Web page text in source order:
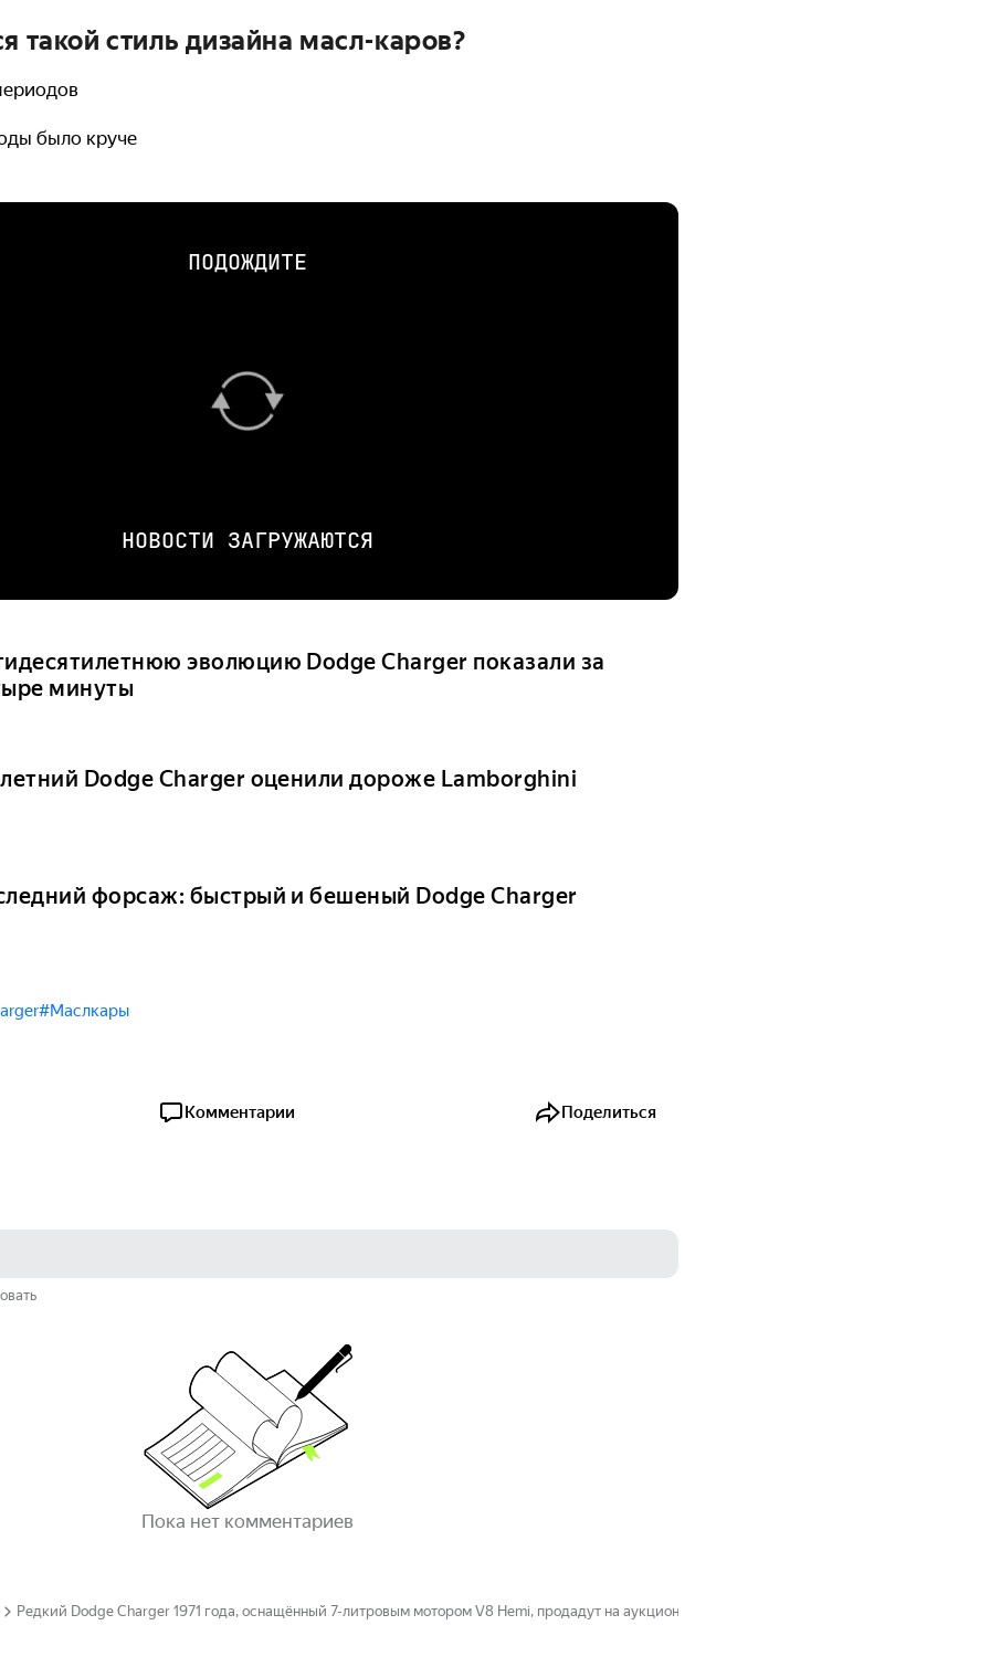
такой стиль дизайна масл-каров?
было круче
ПОДОЖДИТЕ
НОВОСТИ ЗАГРУЖАЮТСЯ
эволюцию Dodge Charger показали за
минуты
Dodge Charger оценили дороже Lamborghini
форсаж: быстрый и бешеный Dodge Charger
#Маслкары
Комментарии Поделиться
Пока нет комментариев
Редкий Dodge Charger 1971 года, оснащённый 7-литровым мотором V8 Hemi, продадут на аукционе